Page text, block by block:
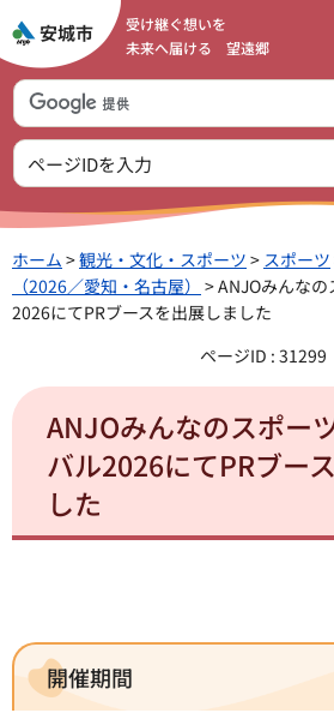
受け継ぐ想いを
未来へ届ける 望遠郷
ホーム >観光・文化・スポーツ > スポーツ
（2026／愛知・名古屋） > ANJOみんな
2026にてPRブースを出展しました
ページID : 31299
ANJOみんなのスポー
バル2026にてPRブー
した
開催期間